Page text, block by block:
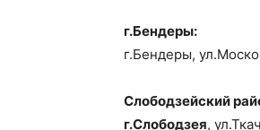
г.Бендеры:
г.Бендеры,
Слободзейский
г.Слободзея,